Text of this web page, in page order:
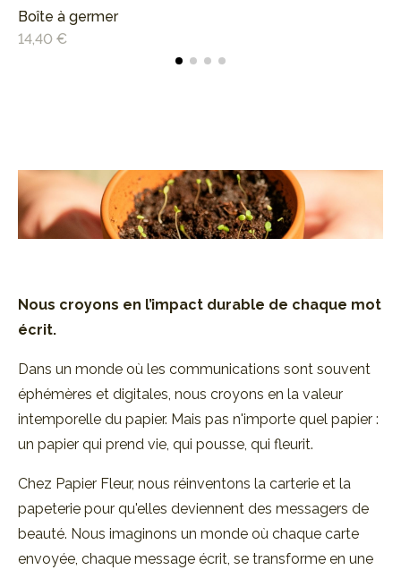
Boîte à germer
14,40 €
Nous croyons en l’impact durable de chaque mot
écrit.
Dans un monde où les communications sont souvent
éphémères et digitales, nous croyons en la valeur
intemporelle du papier. Mais pas n'importe quel papier :
un papier qui prend vie, qui pousse, qui fleurit.
Chez Papier Fleur, nous réinventons la carterie et la
papeterie pour qu'elles deviennent des messagers de
beauté. Nous imaginons un monde où chaque carte
envoyée, chaque message écrit, se transforme en une